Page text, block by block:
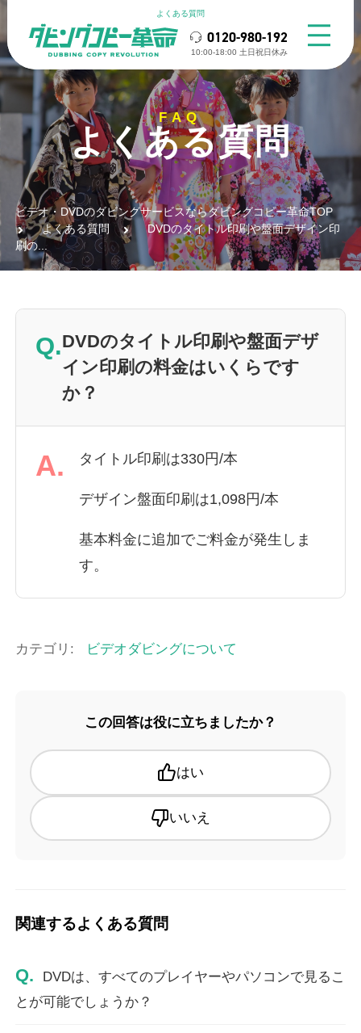
よくある質問
0120-980-192
10:00-18:00 ⼟⽇祝⽇休み
FAQ
よくある質問
ビデオ・DVDのダビングサービスならダビングコピー革命TOP
よくある質問
DVDのタイトル印刷や盤面デザイン印
刷の...
Q.DVDのタイトル印刷や盤面デザ
イン印刷の料金はいくらです
か？
A. タイトル印刷は330円/本
デザイン盤面印刷は1,098円/本
基本料金に追加でご料金が発生しま
す。
カテゴリ: ビデオダビングについて
この回答は役に立ちましたか？
はい
いいえ
関連するよくある質問
Q.
DVDは、すべてのプレイヤーやパソコンで見るこ
とが可能でしょうか？